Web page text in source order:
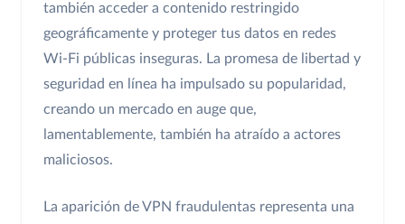
también acceder a contenido restringido
geográficamente y proteger tus datos en redes
Wi-Fi públicas inseguras. La promesa de libertad y
seguridad en línea ha impulsado su popularidad,
creando un mercado en auge que,
lamentablemente, también ha atraído a actores
maliciosos.
La aparición de VPN fraudulentas representa una